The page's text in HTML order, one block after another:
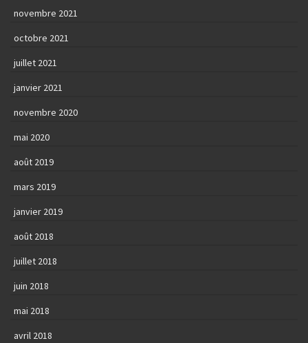
novembre 2021
octobre 2021
juillet 2021
janvier 2021
novembre 2020
mai 2020
août 2019
mars 2019
janvier 2019
août 2018
juillet 2018
juin 2018
mai 2018
avril 2018